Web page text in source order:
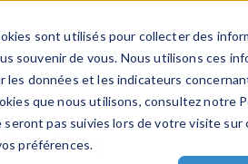
sont utilisés pour collecter des
souvenir de vous. Nous utilisons ces
données et les indicateurs
que nous utilisons, consultez notre
pas suivies lors de votre visite sur
préférences.
INDUSTRIES